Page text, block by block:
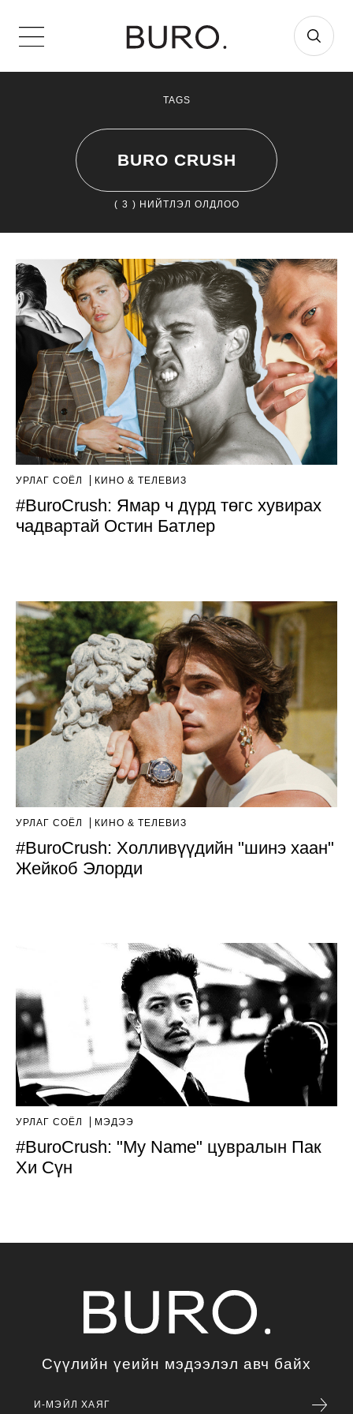
TAGS
BURO CRUSH
( 3 ) НИЙТЛЭЛ ОЛДЛОО
УРЛАГ СОЁЛ КИНО & ТЕЛЕВИЗ
#BuroCrush: Ямар ч дүрд төгс хувирах
чадвартай Остин Батлер
УРЛАГ СОЁЛ КИНО & ТЕЛЕВИЗ
#BuroCrush: Холливүүдийн "шинэ хаан"
Жейкоб Элорди
УРЛАГ СОЁЛ МЭДЭЭ
#BuroCrush: "My Name" цувралын Пак
Хи Сүн
Сүүлийн үеийн мэдээлэл авч байх